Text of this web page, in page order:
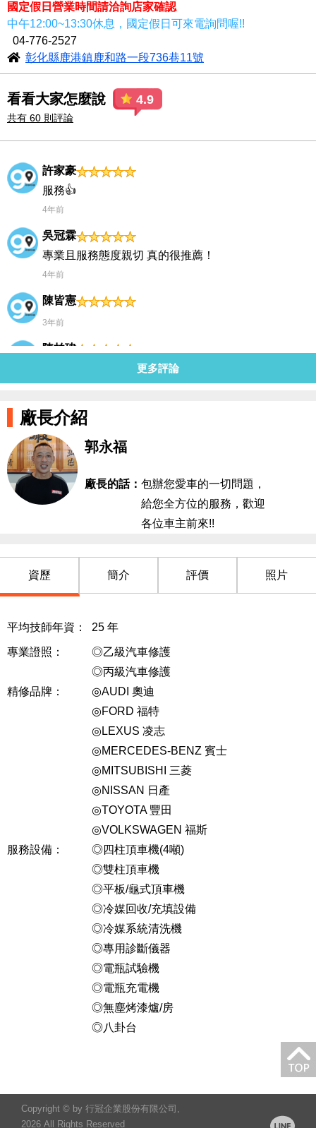
國定假日營業時間請洽詢店家確認
中午12:00~13:30休息，國定假日可來電詢問喔!!
04-776-2527
彰化縣鹿港鎮鹿和路一段736巷11號
看看大家怎麼說
共有 60 則評論
4.9
許家豪
服務👍
4年前
吳冠霖
專業且服務態度親切 真的很推薦！
4年前
陳皆憲
3年前
陳柏瑋
從入口看像豪宅的服務廠，老板一家都很客氣，CP值
高保養維修完，還會洗車+內部清潔+皮革保養，推薦
給秀水/鹿港的親友們
4年前
更多評論
廠長介紹
郭永福
廠長的話： 包辦您愛車的一切問題，
給您全方位的服務，歡迎
各位車主前來!!
資歷 簡介 評價 照片
平均技師年資： 25 年
專業證照：
◎乙級汽車修護
◎丙級汽車修護
精修品牌：
◎AUDI 奧迪
◎FORD 福特
◎LEXUS 凌志
◎MERCEDES-BENZ 賓士
◎MITSUBISHI 三菱
◎NISSAN 日產
◎TOYOTA 豐田
◎VOLKSWAGEN 福斯
服務設備：
◎四柱頂車機(4噸)
◎雙柱頂車機
◎平板/龜式頂車機
◎冷媒回收/充填設備
◎冷媒系統清洗機
◎專用診斷儀器
◎電瓶試驗機
◎電瓶充電機
◎無塵烤漆爐/房
◎八卦台
Copyright © by 行冠企業股份有限公司,
2026 All Rights Reserved